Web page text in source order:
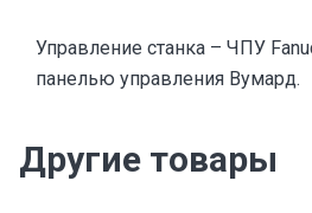
Управление станка – ЧПУ
панелью управления Вумард.
Другие товары